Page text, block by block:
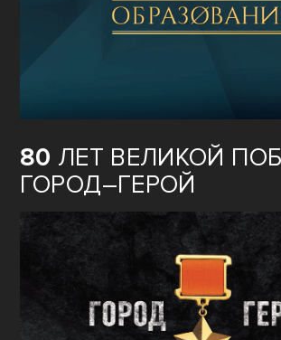
80 ЛЕТ ВЕЛИКОЙ
ГОРОД–ГЕРОЙ